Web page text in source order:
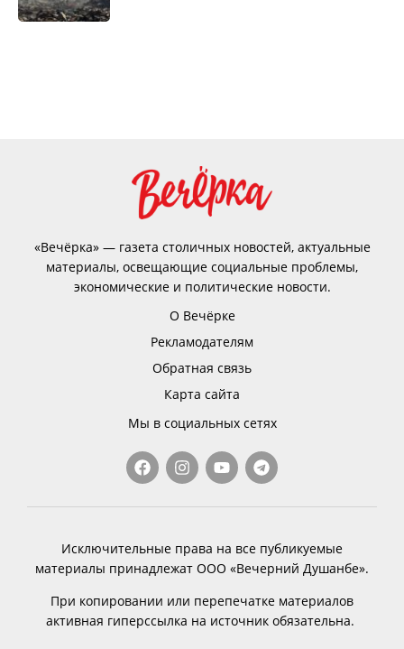
«Вечёрка» — газета столичных новостей, актуальные
материалы, освещающие социальные проблемы,
экономические и политические новости.
О Вечёрке
Рекламодателям
Обратная связь
Карта сайта
Мы в социальных сетях
Исключительные права на все публикуемые
материалы принадлежат ООО «Вечерний Душанбе».
При копировании или перепечатке материалов
активная гиперссылка на источник обязательна.